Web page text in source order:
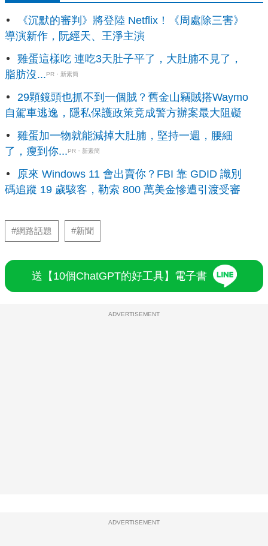
《沉默的審判》將登陸 Netflix！《周處除三害》
導演新作，阮經天、王淨主演
雞蛋這樣吃 連吃3天肚子平了，大肚腩不見了，
脂肪沒...PR・新素簡
29顆鏡頭也抓不到一個賊？舊金山竊賊搭Waymo
自駕車逃逸，隱私保護政策竟成警方辦案最大阻礙
雞蛋加一物就能減掉大肚腩，堅持一週，腰細
了，瘦到你...PR・新素簡
原來 Windows 11 會出賣你？FBI 靠 GDID 識別
碼追蹤 19 歲駭客，勒索 800 萬美金慘遭引渡受審
#網路話題 #新聞
送【10個ChatGPT的好工具】電子書
ADVERTISEMENT
ADVERTISEMENT